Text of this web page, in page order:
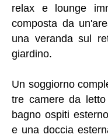
relax e lounge
composta da
una veranda sul
giardino.
Un soggiorno
tre camere da
bagno ospiti
e una doccia